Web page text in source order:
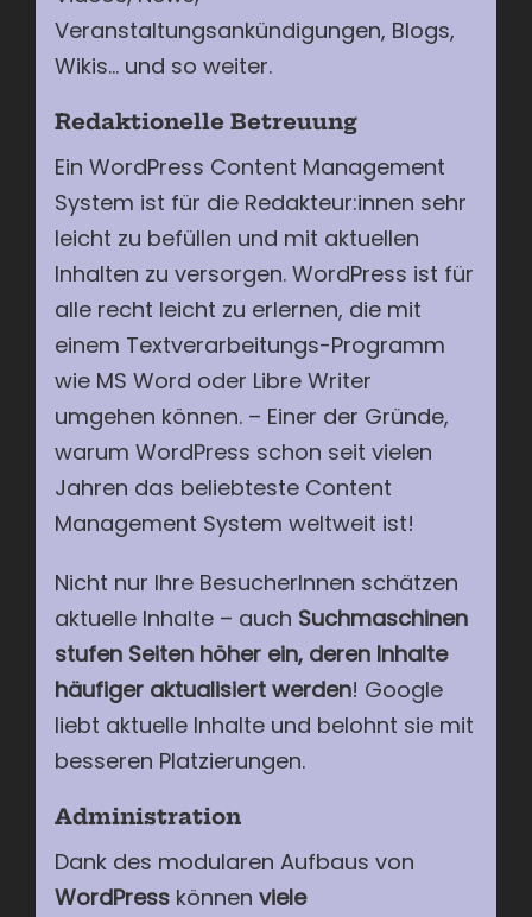
Veranstaltungsankündigungen, Blogs,
Wikis… und so weiter.
Redaktionelle Betreuung
Ein WordPress Content Management
System ist für die Redakteur:innen sehr
leicht zu befüllen und mit aktuellen
Inhalten zu versorgen. WordPress ist für
alle recht leicht zu erlernen, die mit
einem Textverarbeitungs-Programm
wie MS Word oder Libre Writer
umgehen können. – Einer der Gründe,
warum WordPress schon seit vielen
Jahren das beliebteste Content
Management System weltweit ist!
Nicht nur Ihre BesucherInnen schätzen
aktuelle Inhalte – auch Suchmaschinen
stufen Seiten höher ein, deren Inhalte
häufiger aktualisiert werden! Google
liebt aktuelle Inhalte und belohnt sie mit
besseren Platzierungen.
Administration
Dank des modularen Aufbaus von
WordPresskönnen viele